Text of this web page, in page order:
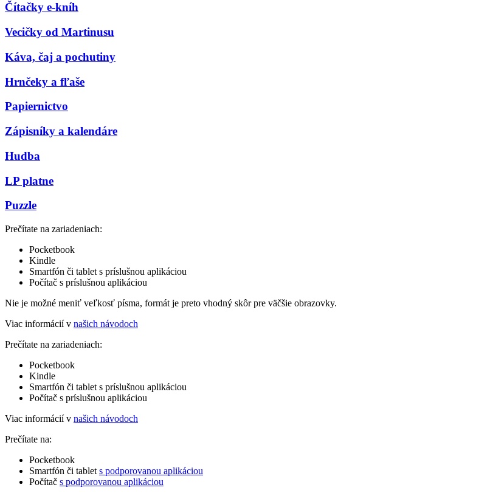
Čítačky e-kníh
Vecičky od Martinusu
Káva, čaj a pochutiny
Hrnčeky a fľaše
Papiernictvo
Zápisníky a kalendáre
Hudba
LP platne
Puzzle
Prečítate na zariadeniach:
Pocketbook
Kindle
Smartfón či tablet s príslušnou aplikáciou
Počítač s príslušnou aplikáciou
Nie je možné meniť veľkosť písma, formát je preto vhodný skôr pre väčšie obrazovky.
Viac informácií v našich návodoch
Prečítate na zariadeniach:
Pocketbook
Kindle
Smartfón či tablet s príslušnou aplikáciou
Počítač s príslušnou aplikáciou
Viac informácií v našich návodoch
Prečítate na:
Pocketbook
Smartfón či tablet s podporovanou aplikáciou
Počítač s podporovanou aplikáciou